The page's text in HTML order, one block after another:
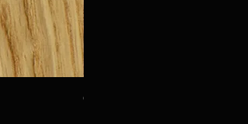
Oak Urbino